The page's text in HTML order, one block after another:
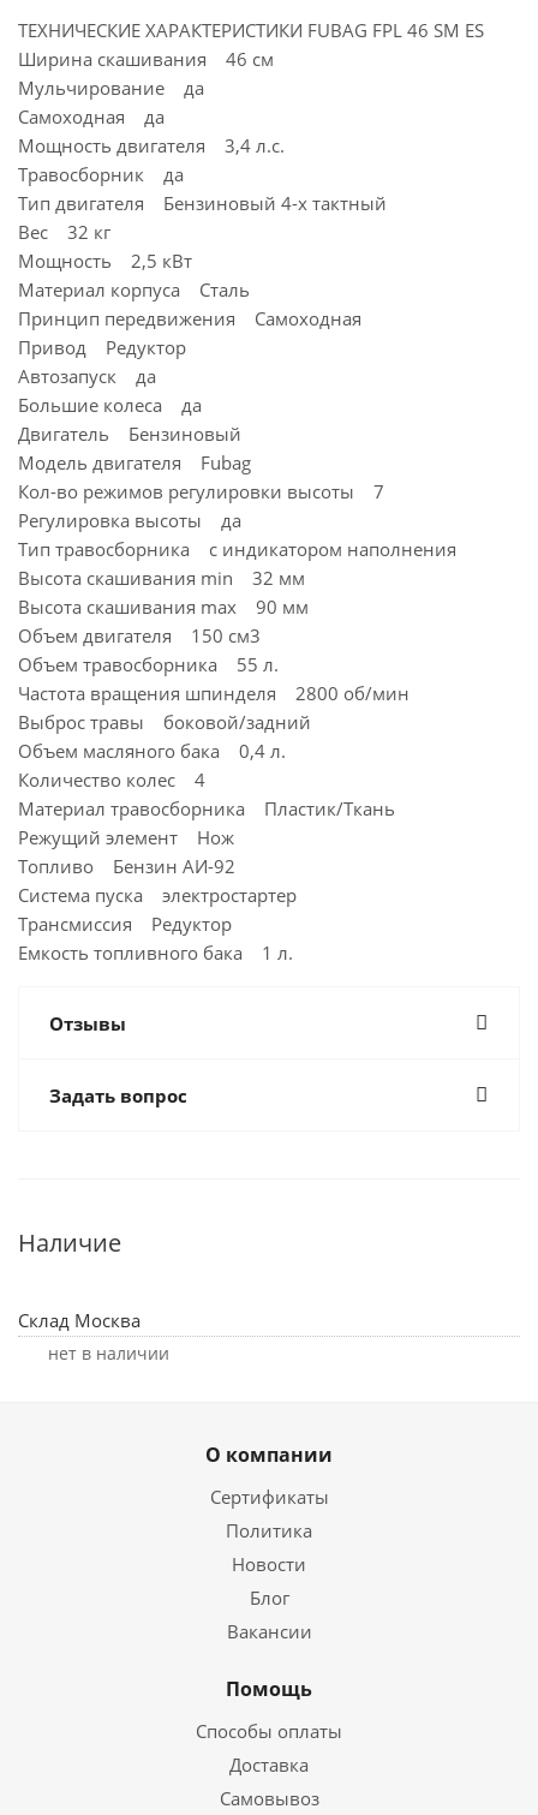
ТЕХНИЧЕСКИЕ ХАРАКТЕРИСТИКИ FUBAG FPL 46 SM ES
Ширина скашивания 46 см
Мульчирование да
Самоходная да
Мощность двигателя 3,4 л.с.
Травосборник да
Тип двигателя Бензиновый 4-х тактный
Вес 32 кг
Мощность 2,5 кВт
Материал корпуса Сталь
Принцип передвижения Самоходная
Привод Редуктор
Автозапуск да
Большие колеса да
Двигатель Бензиновый
Модель двигателя Fubag
Кол-во режимов регулировки высоты 7
Регулировка высоты да
Тип травосборника с индикатором наполнения
Высота скашивания min 32 мм
Высота скашивания max 90 мм
Объем двигателя 150 см3
Объем травосборника 55 л.
Частота вращения шпинделя 2800 об/мин
Выброс травы боковой/задний
Объем масляного бака 0,4 л.
Количество колес 4
Материал травосборника Пластик/Ткань
Режущий элемент Нож
Топливо Бензин АИ-92
Система пуска электростартер
Трансмиссия Редуктор
Емкость топливного бака 1 л.
Отзывы
Задать вопрос
Наличие
Склад Москва
Нет в наличии
О компании
Сертификаты
Политика
Новости
Блог
Вакансии
Помощь
Способы оплаты
Доставка
Самовывоз